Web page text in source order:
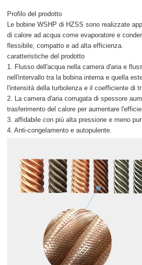
Profilo del prodotto
Le bobine WSHP di HZSS sono realizzate
di calore ad acqua come evaporatore e
flessibile, compatto e ad alta efficienza.
caratteristiche del prodotto
1. Flusso dell'acqua nella camera d'aria e
nell'intervallo tra la bobina interna e quella
l'intensità della turbolenza e il coefficiente di
2. La camera d'aria corrugata di spessore
trasferimento del calore per aumentare
3. affidabile con più alta pressione e meno
4. Anti-congelamento e autopulente.